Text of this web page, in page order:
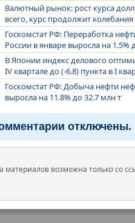
Валютный рынок: рост курса
всего, курс продолжит
Госкомстат РФ: Переработка
России в январе выросла на 1.5%
В Японии индекс делового
IV квартале до (-6.8) пункта в I
Госкомстат РФ: Добыча нефти
выросла на 11.8% до 32.7 млн т
отключены.
возможна только со